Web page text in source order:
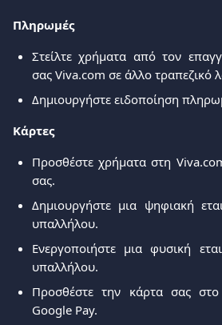
Πληρωμές
Στείλτε χρήματα από τον
σας Viva.com σε άλλο τραπεζικό
Δημιουργήστε ειδοποίηση
Κάρτες
Προσθέστε χρήματα στη
σας.
Δημιουργήστε μια ψηφιακή
υπαλλήλου.
Ενεργοποιήστε μια φυσική
υπαλλήλου.
Προσθέστε την κάρτα σας
Google Pay.